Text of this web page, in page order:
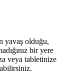
yavaş olduğu,
bir yere
veya tabletinize